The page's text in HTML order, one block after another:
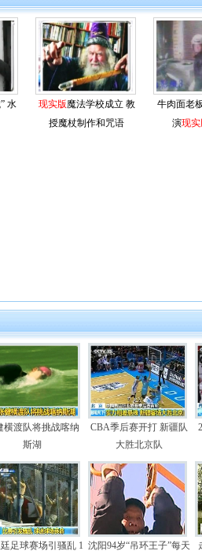
水
现实版魔法学校成立 教
授魔杖制作和咒语
牛肉面老
演现实
横渡队将挑战喀纳
斯湖
CBA季后赛开打 新疆队
大胜北京队
足球赛场引骚乱 1 沈阳94岁“吊环王子”每天